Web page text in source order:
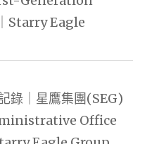
Starry Eagle
錄｜星鷹集團(SEG)
Office